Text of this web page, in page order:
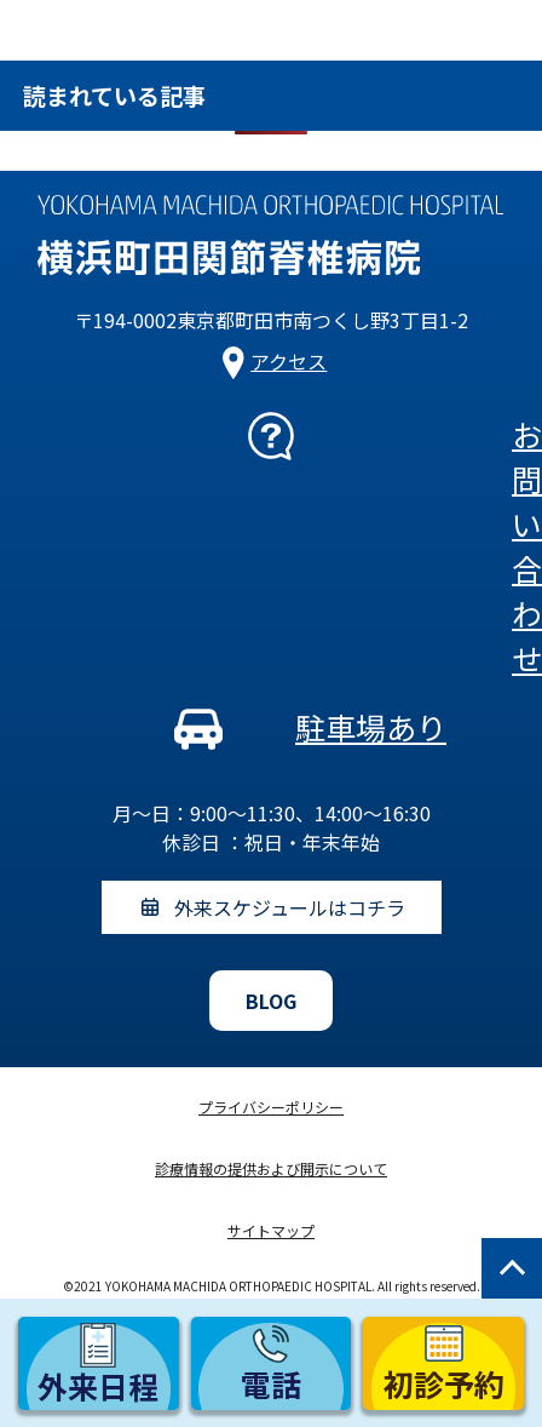
読まれている記事
〒194-0002東京都町田市南つくし野3丁目1-2
アクセス
お
問
い
合
わ
せ
駐車場あり
月～日：9:00～11:30、14:00～16:30
休診日 ：祝日・年末年始
外来スケジュールはコチラ
BLOG
プライバシーポリシー
診療情報の提供および開示について
サイトマップ
©2021 YOKOHAMA MACHIDA ORTHOPAEDIC HOSPITAL. All rights reserved.
外来日程 電話 初診予約